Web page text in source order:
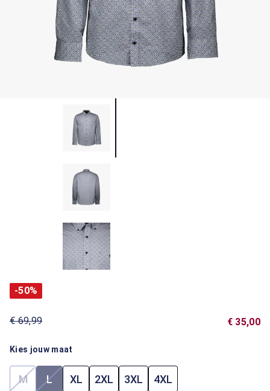
-50%
€ 69,99 € 35,00
Kies jouw maat
M(Deze optie is momenteel niet beschikbaar.)
L(Deze optie is momenteel niet beschikbaar.)
XL 2XL 3XL 4XL